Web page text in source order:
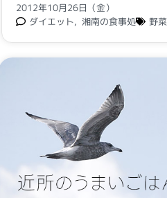
2012年10月26日（金）
ダイエット, 湘南の食事処 野菜